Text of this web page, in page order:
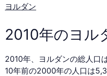
ヨルダン
2010年のヨル
2010年、ヨルダンの総人口
10年前の2000年の人口は